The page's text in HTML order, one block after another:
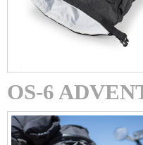
OS-6